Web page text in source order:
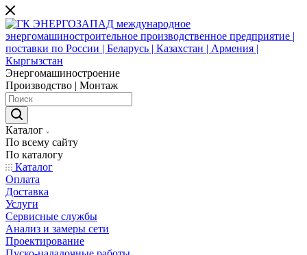
Энергомашиностроение
Производство | Монтаж
Каталог
По всему сайту
По каталогу
Каталог
Оплата
Доставка
Услуги
Сервисные службы
Анализ и замеры сети
Проектирование